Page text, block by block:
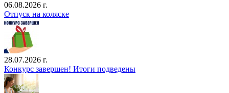
06.08.2026 г.
Отпуск на коляске
28.07.2026 г.
Конкурс завершен! Итоги подведены